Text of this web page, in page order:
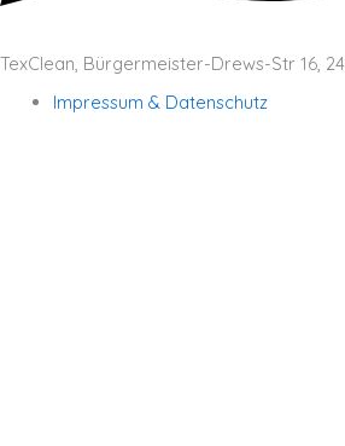
TexClean, Bürgermeister-Drews-Str 16,
Impressum & Datenschutz